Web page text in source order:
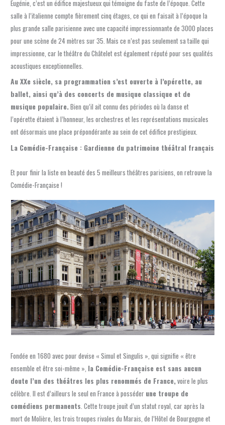
Eugénie, c’est un édifice majestueux qui témoigne du faste de l’époque. Cette
salle à l’italienne compte fièrement cinq étages, ce qui en faisait à l’époque la
plus grande salle parisienne avec une capacité impressionnante de 3000 places
pour une scène de 24 mètres sur 35. Mais ce n’est pas seulement sa taille qui
impressionne, car le théâtre du Châtelet est également réputé pour ses qualités
acoustiques exceptionnelles.
Au XXe siècle, sa programmation s’est ouverte à l’opérette, au
ballet, ainsi qu’à des concerts de musique classique et de
musique populaire.Bien qu’il ait connu des périodes où la danse et
l’opérette étaient à l’honneur, les orchestres et les représentations musicales
ont désormais une place prépondérante au sein de cet édifice prestigieux.
La Comédie-Française : Gardienne du patrimoine théâtral français
Et pour finir la liste en beauté des 5 meilleurs théâtres parisiens, on retrouve la
Comédie-Française !
Fondée en 1680 avec pour devise « Simul et Singulis », qui signifie « être
ensemble et être soi-même », la Comédie-Française est sans aucun
doute l’un des théâtres les plus renommés de France,voire le plus
célèbre. Il est d’ailleurs le seul en France à posséder une troupe de
comédiens permanents . Cette troupe jouit d’un statut royal, car après la
mort de Molière, les trois troupes rivales du Marais, de l’Hôtel de Bourgogne et